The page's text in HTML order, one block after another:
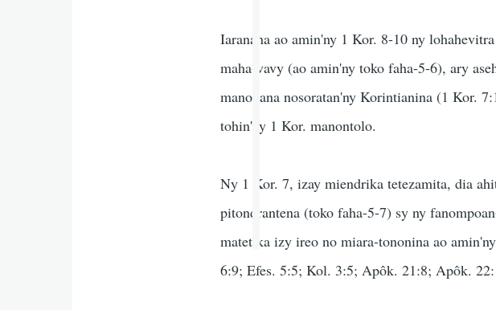
Iaranana ao amin'ny 1 Kor. 8-10 ny
maha-vavy (ao amin'ny toko faha-5-6), ary
manokana nosoratan'ny Korintianina (1 Kor.
tohin'ny 1 Kor. manontolo.
Ny 1 Kor. 7, izay miendrika tetezamita, dia
pitondrantena (toko faha-5-7) sy ny
matetika izy ireo no miara-tononina ao
6:9; Efes. 5:5; Kol. 3:5; Apôk. 21:8; Apôk.